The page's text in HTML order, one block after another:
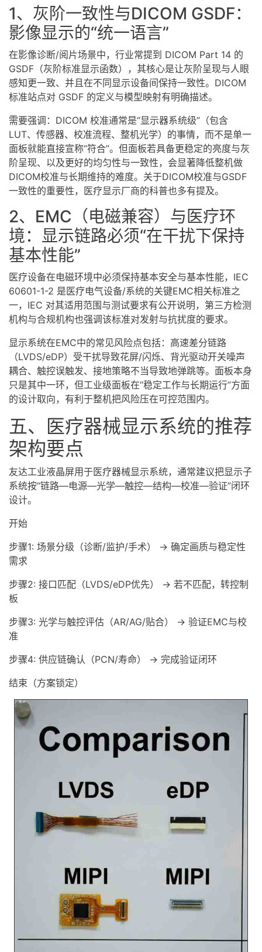
1、灰阶一致性与DICOM GSDF：
影像显示的“统一语言”
在影像诊断/阅片场景中，行业常提到 DICOM Part 14 的
GSDF（灰阶标准显示函数），其核心是让灰阶呈现与人眼
感知更一致、并且在不同显示设备间保持一致性。DICOM
标准站点对 GSDF 的定义与模型映射有明确描述。
需要强调：DICOM 校准通常是“显示器系统级”（包含
LUT、传感器、校准流程、整机光学）的事情，而不是单一
面板就能直接宣称“符合”。但面板若具备更稳定的亮度与灰
阶呈现、以及更好的均匀性与一致性，会显著降低整机做
DICOM校准与长期维持的难度。关于DICOM校准与GSDF
一致性的重要性，医疗显示厂商的科普也多有提及。
2、EMC（电磁兼容）与医疗环
境：显示链路必须“在干扰下保持
基本性能”
医疗设备在电磁环境中必须保持基本安全与基本性能，IEC
60601-1-2 是医疗电气设备/系统的关键EMC相关标准之
一，IEC 对其适用范围与测试要求有公开说明，第三方检测
机构与合规机构也强调该标准对发射与抗扰度的要求。
显示系统在EMC中的常见风险点包括：高速差分链路
（LVDS/eDP）受干扰导致花屏/闪烁、背光驱动开关噪声
耦合、触控误触发、接地策略不当导致地弹跳等。面板本身
只是其中一环，但工业级面板在“稳定工作与长期运行”方面
的设计取向，有利于整机把风险压在可控范围内。
五、医疗器械显示系统的推荐
架构要点
友达工业液晶屏用于医疗器械显示系统，通常建议把显示子
系统按“链路—电源—光学—触控—结构—校准—验证”闭环
设计。
开始
步骤1: 场景分级（诊断/监护/手术） → 确定画质与稳定性
需求
步骤2: 接口匹配（LVDS/eDP优先） → 若不匹配，转控制
板
步骤3: 光学与触控评估（AR/AG/贴合） → 验证EMC与校
准
步骤4: 供应链确认（PCN/寿命） → 完成验证闭环
结束（方案锁定）